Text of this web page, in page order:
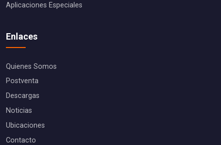
Aplicaciones Especiales
Enlaces
Quienes Somos
Postventa
Descargas
Noticias
Ubicaciones
Contacto